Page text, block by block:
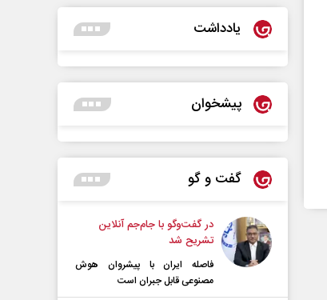
یادداشت
پیشخوان
گفت و گو
در گفت‌و‌گو با جام‌جم آنلاین
تشریح شد
فاصله ایران با پیشرو‌ان هوش
مصنوعی قابل جبران است